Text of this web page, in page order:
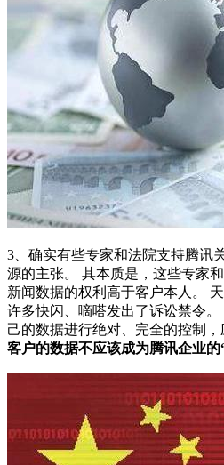
3、确实有些专家和法院支持腾讯
源的主张。 其本质是，这些专家
新闻数据的权利高于客户本人。
许多快闪、嘀嗒发出了诉讼禁令
己的数据进行绝对、完全的控制，
客户的数据不应该成为腾讯企业的